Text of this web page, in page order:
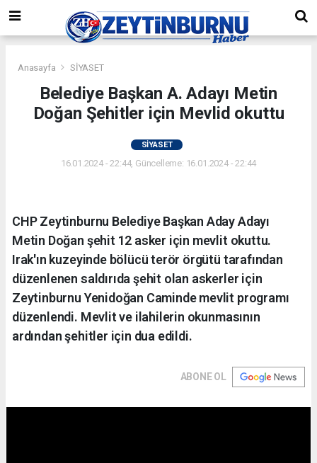
Anasayfa SİYASET
Belediye Başkan A. Adayı Metin
Doğan Şehitler için Mevlid okuttu
SİYASET
16.01.2024 - 22:44, Güncelleme: 16.01.2024 - 22:44
CHP Zeytinburnu Belediye Başkan Aday Adayı
Metin Doğan şehit 12 asker için mevlit okuttu.
Irak'ın kuzeyinde bölücü terör örgütü tarafından
düzenlenen saldırıda şehit olan askerler için
Zeytinburnu Yenidoğan Caminde mevlit programı
düzenlendi. Mevlit ve ilahilerin okunmasının
ardından şehitler için dua edildi.
ABONE OL